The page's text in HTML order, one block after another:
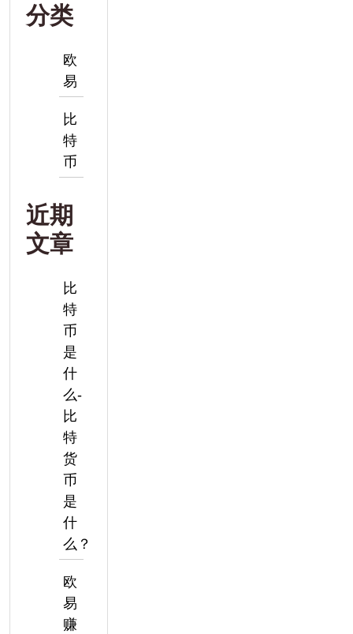
分类
欧
易
比
特
币
近期
文章
比
特
币
是
什
么-
比
特
货
币
是
什
么？
欧
易
赚